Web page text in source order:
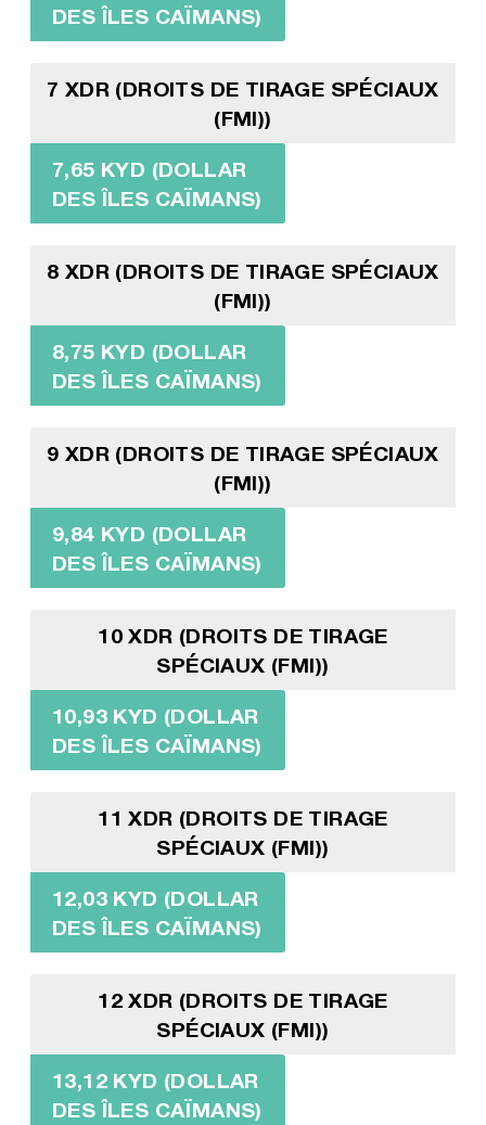
DES ÎLES CAÏMANS)
7 XDR (DROITS DE TIRAGE SPÉCIAUX
(FMI))
7,65 KYD (DOLLAR
DES ÎLES CAÏMANS)
8 XDR (DROITS DE TIRAGE SPÉCIAUX
(FMI))
8,75 KYD (DOLLAR
DES ÎLES CAÏMANS)
9 XDR (DROITS DE TIRAGE SPÉCIAUX
(FMI))
9,84 KYD (DOLLAR
DES ÎLES CAÏMANS)
10 XDR (DROITS DE TIRAGE
SPÉCIAUX (FMI))
10,93 KYD (DOLLAR
DES ÎLES CAÏMANS)
11 XDR (DROITS DE TIRAGE
SPÉCIAUX (FMI))
12,03 KYD (DOLLAR
DES ÎLES CAÏMANS)
12 XDR (DROITS DE TIRAGE
SPÉCIAUX (FMI))
13,12 KYD (DOLLAR
DES ÎLES CAÏMANS)